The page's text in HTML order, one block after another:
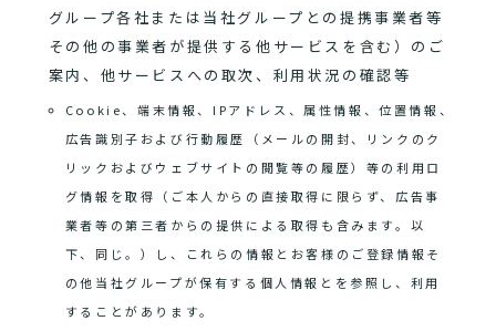
グループ各社または当社グループとの提携事業者等
その他の事業者が提供する他サービスを含む）のご
案内、他サービスへの取次、利用状況の確認等
Cookie、端末情報、IPアドレス、属性情報、位置情報、
広告識別子および行動履歴（メールの開封、リンクのク
リックおよびウェブサイトの閲覧等の履歴）等の利用ロ
グ情報を取得（ご本人からの直接取得に限らず、広告事
業者等の第三者からの提供による取得も含みます。以
下、同じ。）し、これらの情報とお客様のご登録情報そ
の他当社グループが保有する個人情報とを参照し、利用
することがあります。